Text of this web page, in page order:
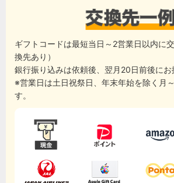
ギフトコードは最短当日～2営業日以内に
換先あり）
銀行振り込みは依頼後、翌月20日前後にお
※営業日は土日祝祭日、年末年始を除く月
す。